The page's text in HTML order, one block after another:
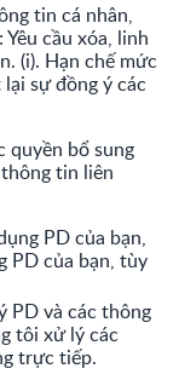
tin cá nhân,
cầu xóa, linh
(i). Hạn chế mức
sự đồng ý các
quyền bổ sung
tin liên
PD của bạn,
PD của bạn, tùy
PD và các thông
tôi xử lý các
trực tiếp.